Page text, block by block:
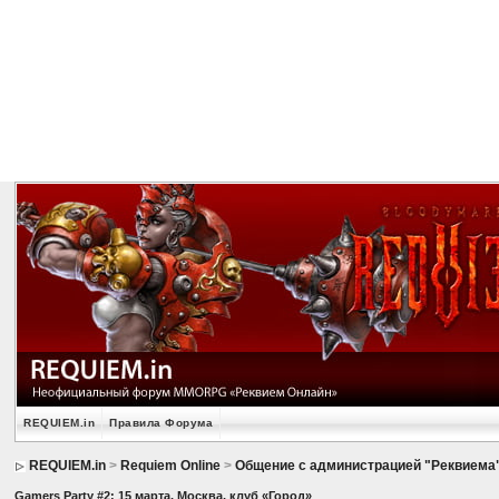
REQUIEM.in Правила Форума
REQUIEM.in > Requiem Online >Общение с администрацией
Gamers Party #2: 15 марта, Москва, клуб «Город»